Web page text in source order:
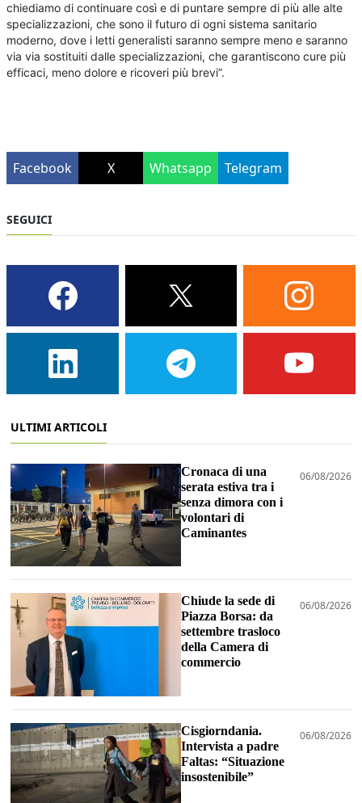
chiediamo di continuare così e di puntare sempre di più alle alte
specializzazioni, che sono il futuro di ogni sistema sanitario
moderno, dove i letti generalisti saranno sempre meno e saranno
via via sostituiti dalle specializzazioni, che garantiscono cure più
efficaci, meno dolore e ricoveri più brevi”.
Facebook X Whatsapp Telegram
SEGUICI
ULTIMI ARTICOLI
Cronaca di una
serata estiva tra i
senza dimora con i
volontari di
Caminantes
06/08/2026
Chiude la sede di
Piazza Borsa: da
settembre trasloco
della Camera di
commercio
06/08/2026
Cisgiorndania.
Intervista a padre
Faltas: “Situazione
insostenibile”
06/08/2026